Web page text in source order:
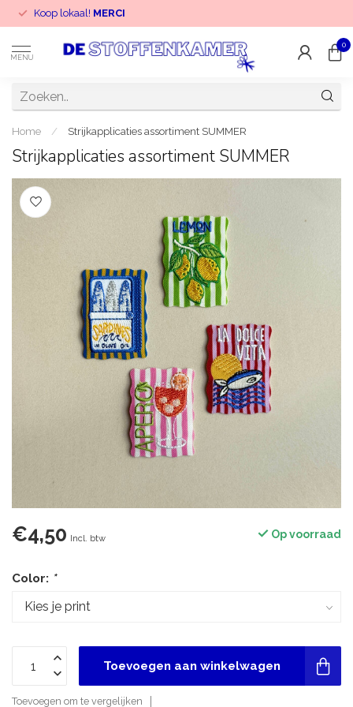
Koop lokaal! MERCI
MENU
0
Home / Strijkapplicaties assortiment SUMMER
Strijkapplicaties assortiment SUMMER
€4,50 Incl. btw Op voorraad
Color: *
Toevoegen aan winkelwagen
Toevoegen om te vergelijken